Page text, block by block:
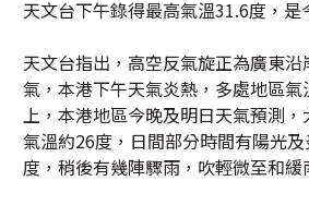
天文台下午錄得最高氣溫31.6度，是
天文台指出，高空反氣旋正為廣東
氣，本港下午天氣炎熱，多處地區
上，本港地區今晚及明日天氣預測
氣溫約26度，日間部分時間有陽光
度，稍後有幾陣驟雨，吹輕微至和緩